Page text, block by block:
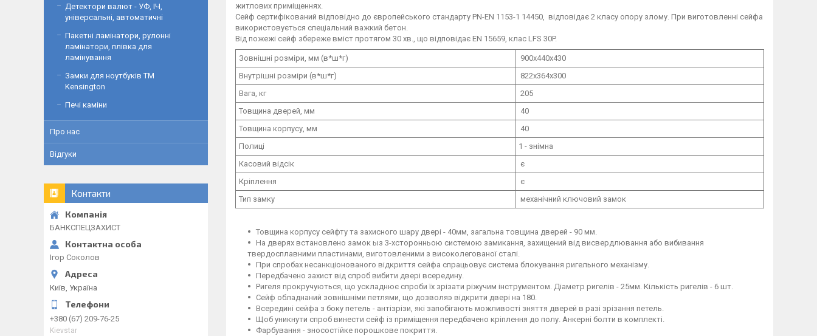
житлових приміщеннях.
Cейф сертифікований відповідно до європейського стандарту PN-EN 1153-1 14450, відповідає 2 класу опору злому. При виготовленні сейфа
використовується спеціальний важкий бетон.
Від пожежі сейф збереже вміст протягом 30 хв., що відповідає EN 15659, клас LFS 30P.
Зовнішні розміри, мм (в*ш*г)
900х440х430
Внутрішні розміри (в*ш*г)
822х364х300
Вага, кг
205
Товщина дверей, мм
40
Товщина корпусу, мм
40
Полиці
1 - знімна
Касовий відсік
є
Кріплення
є
Тип замку
механічний ключовий замок
Товщина корпусу сейфту та захисного шару двері - 40мм, загальна товщина дверей - 90 мм.
На дверях встановлено замок ыз 3-хсторонньою системою замикання, захищений від висвердлювання або вибивання
твердосплавними пластинами, виготовленими з високолегованої сталі.
При спробах несанкціонованого відкриття сейфа спрацьовує система блокування ригельного механізму.
Передбачено захист від спроб вибити двері всередину.
Ригеля прокручуються, що ускладнює спроби їх зрізати ріжучим інструментом. Діаметр ригелів - 25мм. Кількість ригелів - 6 шт.
Сейф обладнаний зовнішніми петлями, що дозволяэ відкрити двері на 180.
Всередині сейфа з боку петель - антізрізи, які запобігають можливості зняття дверей в разі зрізання петель.
Щоб уникнути спроб винести сейф із приміщення передбачено кріплення до полу. Анкерні болти в комплекті.
Фарбування - зносостійке порошкове покриття.
Детектори валют - УФ, ІЧ,
універсальні, автоматичні
Пакетні ламінатори, рулонні
ламінатори, плівка для
ламінування
Замки для ноутбуків ТМ
Kensington
Печі каміни
Про нас
Відгуки
Контакти
БАНКСПЕЦЗАХИСТ
Ігор Соколов
Київ, Україна
+380 (67) 209-76-25
Kievstar